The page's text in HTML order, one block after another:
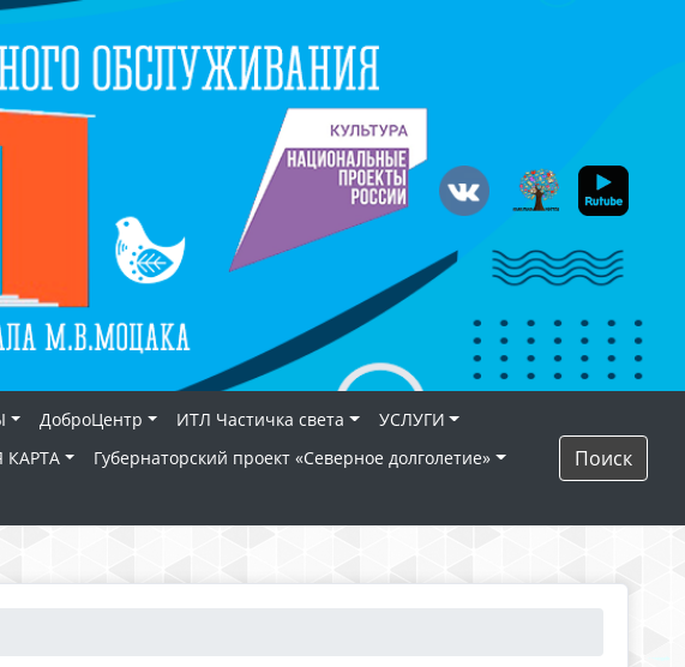
ДоброЦентр ИТЛ Частичка света
УСЛУГИ
Губернаторский проект «Северное долголетие»
Поиск